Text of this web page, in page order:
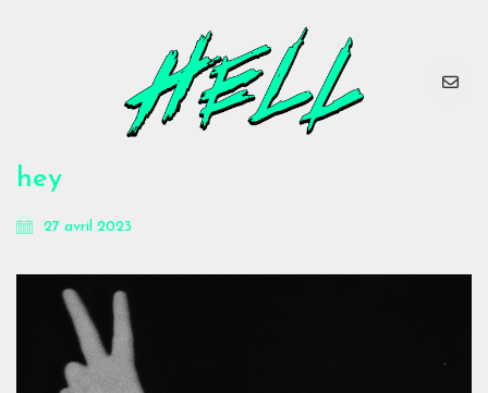
hey
27 avril 2023